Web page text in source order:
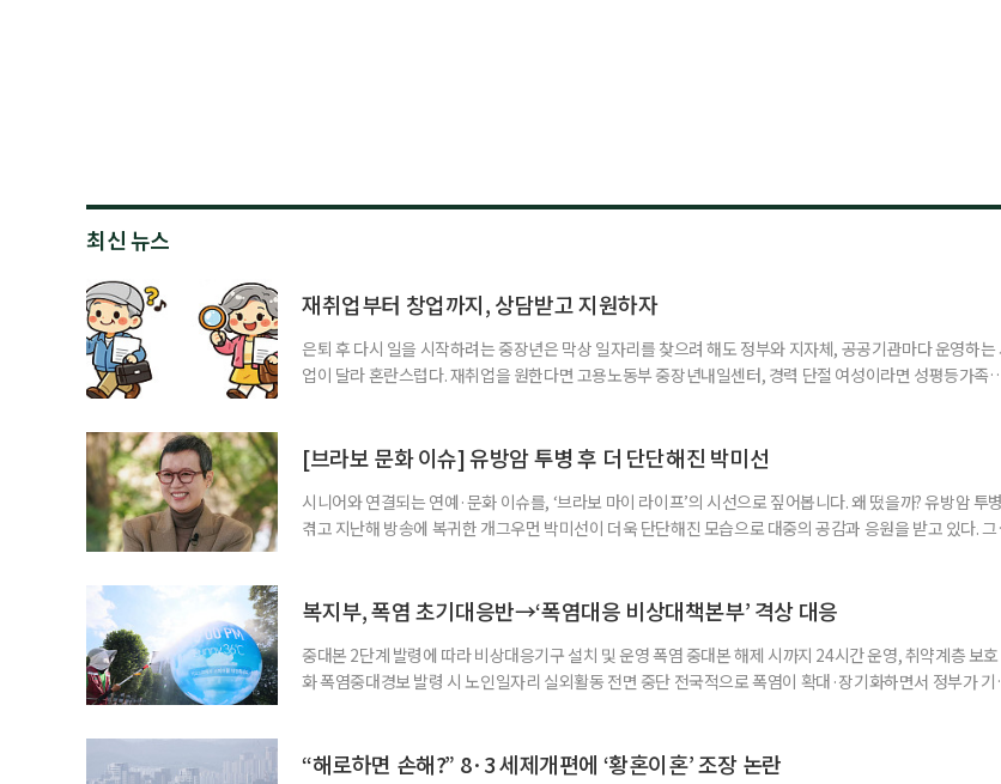
최신 뉴스
재취업부터 창업까지, 상담받고 지원하자
은퇴 후 다시 일을 시작하려는 중장년은 막상 일자리를 찾으려 해도 정부와 지자체, 공공기관마다 운영하는
업이 달라 혼란스럽다. 재취업을 원한다면 고용노동부 중장년내일센터, 경력 단절 여성이라면 성평등가족
준비부터 구직 수당까지 고용노동부 국민취업지원제도 구직활동이 쉽지 않은 사람을 위한 제도다. 개인별 취
업 지원 계획을 세
[브라보 문화 이슈] 유방암 투병 후 더 단단해진 박미선
시니어와 연결되는 연예·문화 이슈를, ‘브라보 마이 라이프’의 시선으로 짚어봅니다. 왜 떴을까? 유방암 투
겪고 지난해 방송에 복귀한 개그우먼 박미선이 더욱 단단해진 모습으로 대중의 공감과 응원을 받고 있다.
까. 오랜 방송 생활 뒤 전해진 투병 소식 박미선은 재치 있는 말솜씨와 공감 능력으로
복지부, 폭염 초기대응반→‘폭염대응 비상대책본부’ 격상 대응
중대본 2단계 발령에 따라 비상대응기구 설치 및 운영 폭염 중대본 해제 시까지 24시간 운영, 취약계층 보
화 폭염중대경보 발령 시 노인일자리 실외활동 전면 중단 전국적으로 폭염이 확대·장기화하면서 정부가 기
책본부(중대본) 2단계(심각)가 발령된 이후에도 폭염이 전국적으로 확대되고 장기화한 데 따른 것이다. 기존
“해로하면 손해?” 8·3 세제개편에 ‘황혼이혼’ 조장 논란